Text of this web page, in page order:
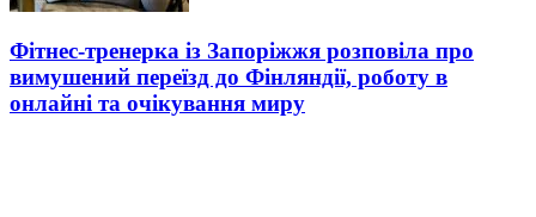
Фітнес-тренерка із Запоріжжя розповіла про
вимушений переїзд до Фінляндії, роботу в
онлайні та очікування миру